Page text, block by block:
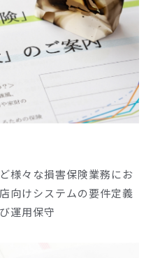
様々な損害保険業務にお
向けシステムの要件定義
運用保守